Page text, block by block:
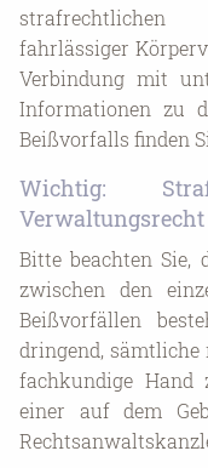
strafrechtlichen
fahrlässiger
Verbindung mit
Informationen zu
Beißvorfalls finden
Wichtig:
Bitte beachten Sie,
zwischen den
Beißvorfällen
dringend, sämtliche
fachkundige
einer auf dem